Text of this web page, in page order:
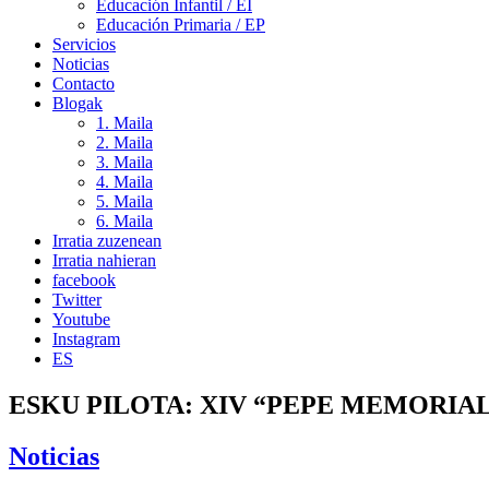
Educación Infantil / EI
Educación Primaria / EP
Servicios
Noticias
Contacto
Blogak
1. Maila
2. Maila
3. Maila
4. Maila
5. Maila
6. Maila
Irratia zuzenean
Irratia nahieran
facebook
Twitter
Youtube
Instagram
ES
ESKU PILOTA: XIV “PEPE
Noticias